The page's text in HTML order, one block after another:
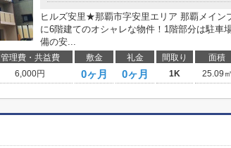
ヒルズ安里★那覇市字安里エリア 那覇メイン
に6階建てのオシャレな物件！1階部分は駐車
備の安...
管理費・共益費 敷金 礼金 間取り 面積
6,000円 0ヶ月 0ヶ月 1K 25.09㎡